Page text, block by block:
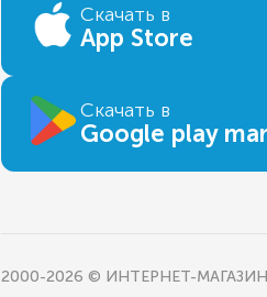
Скачать в
App Store
Скачать в
Google play
2000-2026 © ИНТЕРНЕТ-